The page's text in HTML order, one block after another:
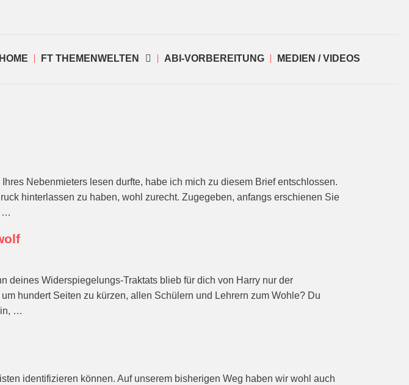
HOME FT THEMENWELTEN ABI-VORBEREITUNG MEDIEN / VIDEOS
Nebenmieters lesen durfte, habe ich mich zu diesem Brief entschlossen.
hinterlassen zu haben, wohl zurecht. Zugegeben, anfangs erschienen Sie
…
deines Widerspiegelungs-Traktats blieb für dich von Harry nur der
hundert Seiten zu kürzen, allen Schülern und Lehrern zum Wohle? Du
…
identifizieren können. Auf unserem bisherigen Weg haben wir wohl auch